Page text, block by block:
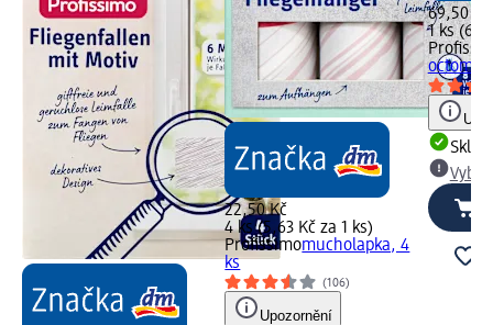
22,50 Kč
4 ks (5,63 Kč za 1 ks)
Profissimomucholapka, 4
ks
(106)
Upozornění
69,50 Kč
1 ks